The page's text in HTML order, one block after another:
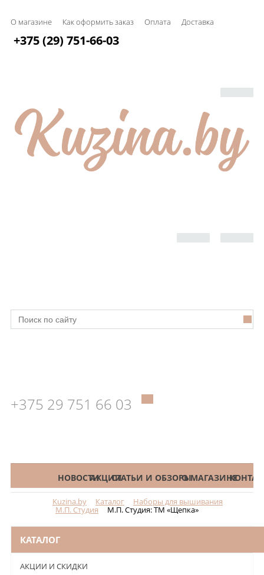
О магазине Как оформить заказ Оплата Доставка
+375 (29) 751-66-03
+375 29 751 66 03
КАТАЛОГНОВОСТИАКЦИИСТАТЬИ И ОБЗОРЫО МАГАЗИНЕ
Kuzina.by Каталог Наборы для вышивания
М.П. Студия М.П. Студия: ТМ «Щепка»
КАТАЛОГ
АКЦИИ И СКИДКИ